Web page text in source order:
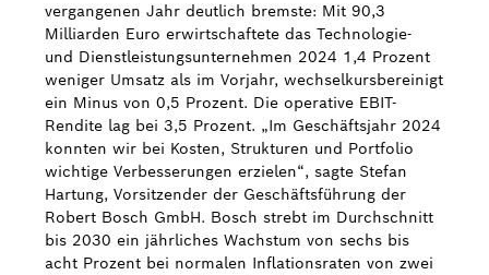
vergangenen Jahr deutlich bremste: Mit 90,3
Milliarden Euro erwirtschaftete das Technologie-
und Dienstleistungsunternehmen 2024 1,4 Prozent
weniger Umsatz als im Vorjahr, wechselkursbereinigt
ein Minus von 0,5 Prozent. Die operative EBIT-
Rendite lag bei 3,5 Prozent. „Im Geschäftsjahr 2024
konnten wir bei Kosten, Strukturen und Portfolio
wichtige Verbesserungen erzielen“, sagte Stefan
Hartung, Vorsitzender der Geschäftsführung der
Robert Bosch GmbH. Bosch strebt im Durchschnitt
bis 2030 ein jährliches Wachstum von sechs bis
acht Prozent bei normalen Inflationsraten von zwei